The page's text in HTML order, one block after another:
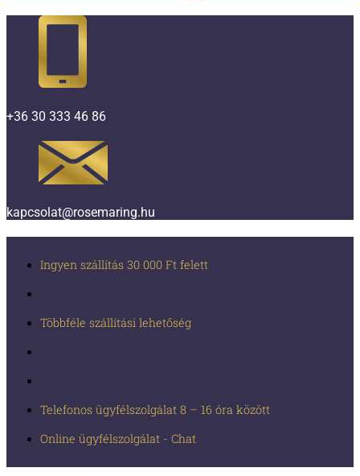
+36 30 333 46 86
kapcsolat@rosemaring.hu
Ingyen szállítás 30 000 Ft felett
Többféle szállítási lehetőség
Telefonos ügyfélszolgálat 8 – 16 óra között
Online ügyfélszolgálat - Chat